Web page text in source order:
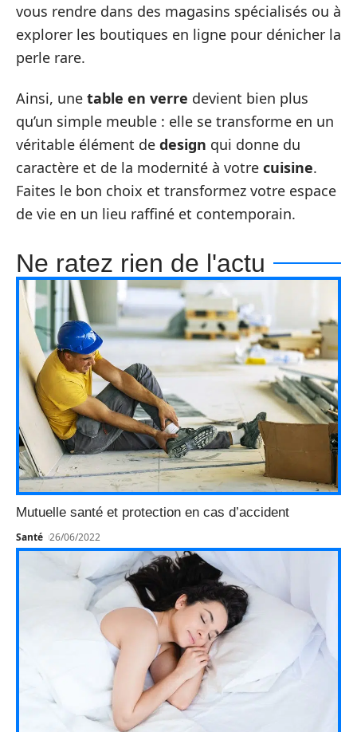
vous rendre dans des magasins spécialisés ou à
explorer les boutiques en ligne pour dénicher la
perle rare.
Ainsi, une table en verre devient bien plus
qu’un simple meuble : elle se transforme en un
véritable élément de design qui donne du
caractère et de la modernité à votre cuisine.
Faites le bon choix et transformez votre espace
de vie en un lieu raffiné et contemporain.
Ne ratez rien de l'actu
Mutuelle santé et protection en cas d’accident
Santé 26/06/2022